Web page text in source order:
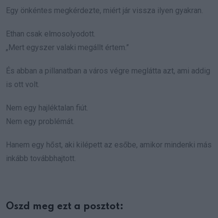
Egy önkéntes megkérdezte, miért jár vissza ilyen gyakran.
Ethan csak elmosolyodott.
„Mert egyszer valaki megállt értem.”
És abban a pillanatban a város végre meglátta azt, ami addig
is ott volt.
Nem egy hajléktalan fiút.
Nem egy problémát.
Hanem egy hőst, aki kilépett az esőbe, amikor mindenki más
inkább továbbhajtott.
Oszd meg ezt a posztot: